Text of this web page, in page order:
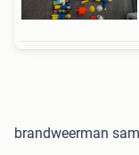
brandweerman